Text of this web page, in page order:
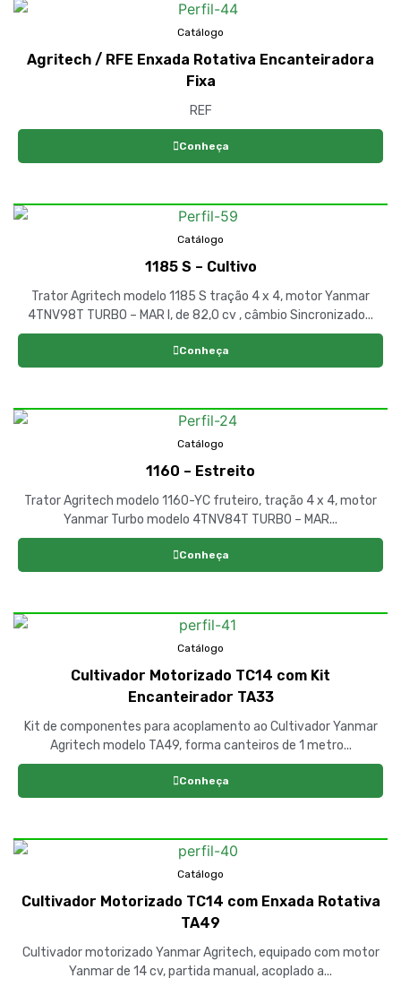
Catálogo
Agritech / RFE Enxada Rotativa Encanteiradora
Fixa
REF
Conheça
Catálogo
1185 S – Cultivo
Trator Agritech modelo 1185 S tração 4 x 4, motor Yanmar
4TNV98T TURBO – MAR I, de 82,0 cv , câmbio Sincronizado...
Conheça
Catálogo
1160 – Estreito
Trator Agritech modelo 1160-YC fruteiro, tração 4 x 4, motor
Yanmar Turbo modelo 4TNV84T TURBO – MAR...
Conheça
Catálogo
Cultivador Motorizado TC14 com Kit
Encanteirador TA33
Kit de componentes para acoplamento ao Cultivador Yanmar
Agritech modelo TA49, forma canteiros de 1 metro...
Conheça
Catálogo
Cultivador Motorizado TC14 com Enxada Rotativa
TA49
Cultivador motorizado Yanmar Agritech, equipado com motor
Yanmar de 14 cv, partida manual, acoplado a...